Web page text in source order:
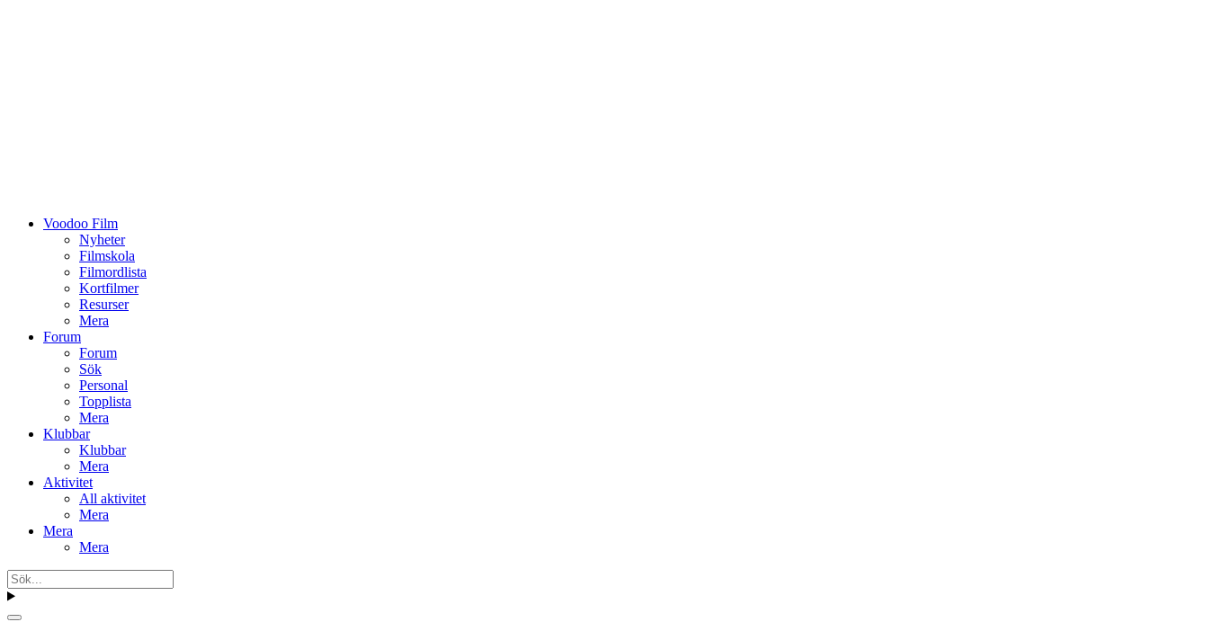
Voodoo Film
Nyheter
Filmskola
Filmordlista
Kortfilmer
Resurser
Mera
Forum
Forum
Sök
Personal
Topplista
Mera
Klubbar
Klubbar
Mera
Aktivitet
All aktivitet
Mera
Mera
Mera